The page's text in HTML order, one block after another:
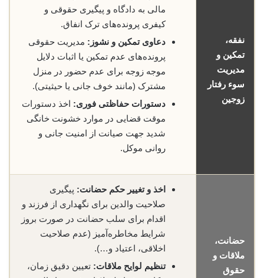
نفقه،
تمکین و
مدیریت
سوء رفتار
زوجین
مالی به دادگاه و پیگیری حقوقی و
کیفری پرونده‌های ترک انفاق.
دعاوی تمکین و نشوز: مدیریت حقوقی
پرونده‌های عدم تمکین یا اثبات دلایل
موجه زوجه برای عدم حضور در منزل
مشترک (مانند خوف جانی یا حیثیتی).
دستورات حفاظتی فوری: اخذ دستورات
موقت قضایی در موارد خشونت خانگی
شدید جهت صیانت از امنیت جانی و
روانی موکل.
حضانت،
ملاقات و
حقوق
اخذ و تغییر حکم حضانت: پیگیری
صلاحیت والدین برای نگهداری از فرزند و
اقدام برای سلب حضانت در صورت بروز
شرایط مخاطره‌آمیز (عدم صلاحیت
اخلاقی، اعتیاد و…).
تنظیم لوایح ملاقات: تعیین دقیق زمان،